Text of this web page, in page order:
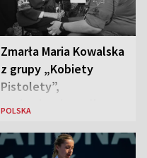
Zmarła Maria Kowalska
z grupy „Kobiety
Pistolety”,
sanitariuszka pułku
POLSKA